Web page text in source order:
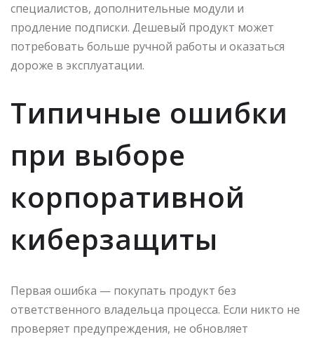
специалистов, дополнительные модули и
продление подписки. Дешевый продукт может
потребовать больше ручной работы и оказаться
дороже в эксплуатации.
Типичные ошибки
при выборе
корпоративной
киберзащиты
Первая ошибка — покупать продукт без
ответственного владельца процесса. Если никто не
проверяет предупреждения, не обновляет